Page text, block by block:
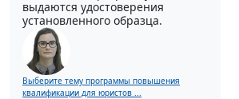
выдаются удостоверения
установленного образца.
Выберите тему программы повышения
квалификации для юристов ...